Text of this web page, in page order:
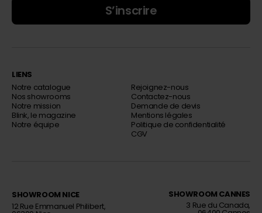
S’inscrire
LIENS
Notre catalogue
Nos showrooms
Notre mission
Blink, le magazine
Notre équipe
Rejoignez-nous
Contactez-nous
Demande de devis
Mentions légales
Politique de confidentialité
CGV
SHOWROOM NICE
Décorateur d’intérieur
12 Rue Emmanuel Philibert,
SHOWROOM CANNES
Décorateur d’intérieur
3 Rue du Canada,